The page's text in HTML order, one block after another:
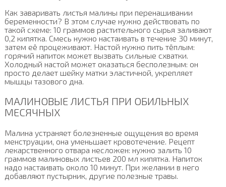
Как заваривать листья малины при перенашивании
беременности? В этом случае нужно действовать по
такой схеме: 10 граммов растительного сырья заливают
0,2 кипятка. Смесь нужно настаивать в течение 30 минут,
затем её процеживают. Настой нужно пить тёплым:
горячий напиток может вызвать сильные схватки.
Холодный настой может оказаться бесполезным: он
просто делает шейку матки эластичной, укрепляет
мышцы тазового дна.
МАЛИНОВЫЕ ЛИСТЬЯ ПРИ ОБИЛЬНЫХ
МЕСЯЧНЫХ
Малина устраняет болезненные ощущения во время
менструации, она уменьшает кровотечение. Рецепт
лекарственного отвара несложен: нужно залить 10
граммов малиновых листьев 200 мл кипятка. Напиток
надо настаивать около 10 минут. При желании в него
добавляют пустырник, другие полезные травы.